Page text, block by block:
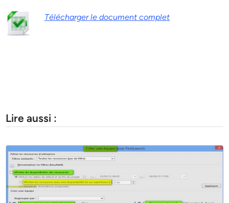
Télécharger le document complet
Lire aussi :